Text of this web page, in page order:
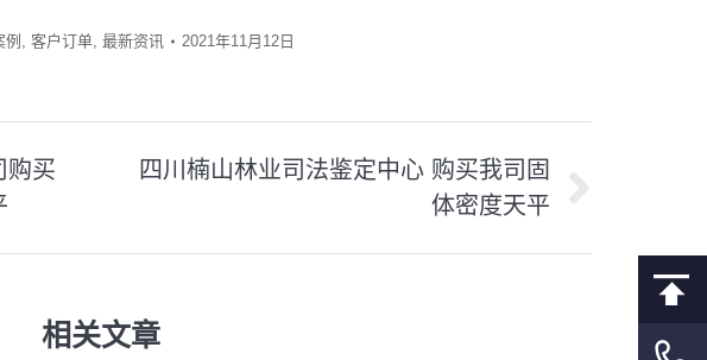
例 , 客户订单, 最新资讯 2021年11月12日
购买
章：
四川楠山林业司法鉴定中心 购买我司固
体密度天平
相关文章